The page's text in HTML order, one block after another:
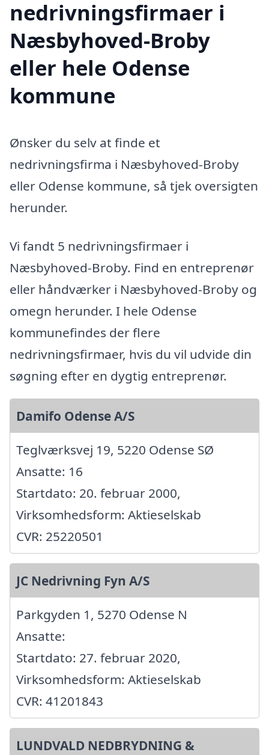
nedrivningsfirmaer i
Næsbyhoved-Broby
eller hele Odense
kommune
Ønsker du selv at finde et
nedrivningsfirma i Næsbyhoved-Broby
eller Odense kommune, så tjek oversigten
herunder.
Vi fandt 5 nedrivningsfirmaer i
Næsbyhoved-Broby. Find en entreprenør
eller håndværker i Næsbyhoved-Broby og
omegn herunder. I hele Odense
kommunefindes der flere
nedrivningsfirmaer, hvis du vil udvide din
søgning efter en dygtig entreprenør.
Damifo Odense A/S
Teglværksvej 19, 5220 Odense SØ
Ansatte: 16
Startdato: 20. februar 2000,
Virksomhedsform: Aktieselskab
CVR: 25220501
JC Nedrivning Fyn A/S
Parkgyden 1, 5270 Odense N
Ansatte:
Startdato: 27. februar 2020,
Virksomhedsform: Aktieselskab
CVR: 41201843
LUNDVALD NEDBRYDNING &